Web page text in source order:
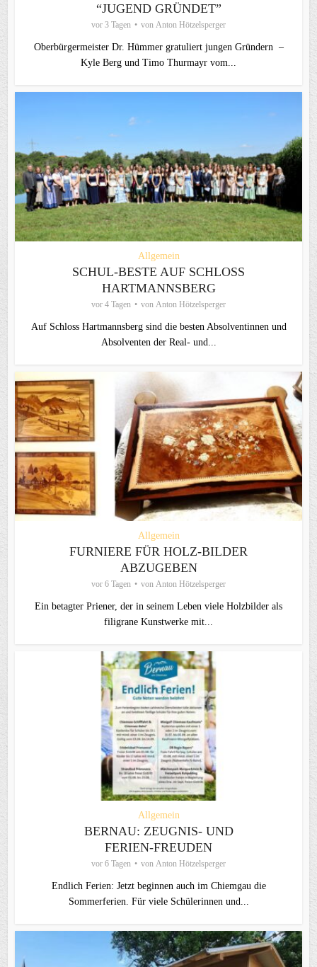
“JUGEND GRÜNDET”
vor 3 Tagen von Anton Hötzelsperger
Oberbürgermeister Dr. Hümmer gratuliert jungen Gründern –
Kyle Berg und Timo Thurmayr vom...
Allgemein
SCHUL-BESTE AUF SCHLOSS
HARTMANNSBERG
vor 4 Tagen von Anton Hötzelsperger
Auf Schloss Hartmannsberg sind die besten Absolventinnen und
Absolventen der Real- und...
Allgemein
FURNIERE FÜR HOLZ-BILDER
ABZUGEBEN
vor 6 Tagen von Anton Hötzelsperger
Ein betagter Priener, der in seinem Leben viele Holzbilder als
filigrane Kunstwerke mit...
Allgemein
BERNAU: ZEUGNIS- UND
FERIEN-FREUDEN
vor 6 Tagen von Anton Hötzelsperger
Endlich Ferien: Jetzt beginnen auch im Chiemgau die
Sommerferien. Für viele Schülerinnen und...